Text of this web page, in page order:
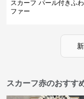
スカーフ パール付きふ
ファー
スカーフ赤のおすす